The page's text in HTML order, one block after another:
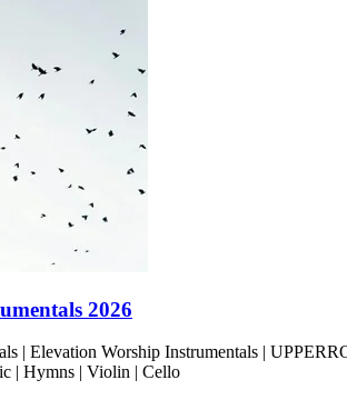
2026
| Elevation Worship Instrumentals |
| Hymns | Violin | Cello